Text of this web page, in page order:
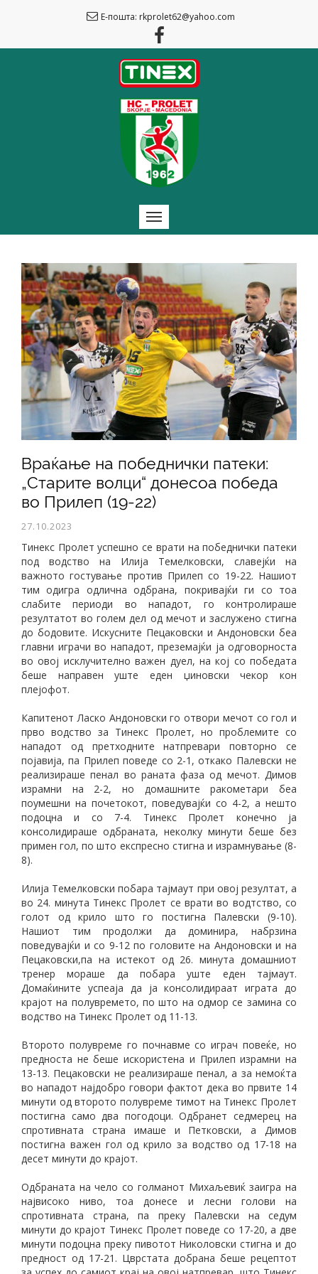
Е-пошта: rkprolet62@yahoo.com
Враќање на победнички патеки:
„Старите волци“ донесоа победа
во Прилеп (19-22)
27.10.2023
Тинекс Пролет успешно се врати на победнички патеки
под водство на Илија Темелковски, славејќи на
важното гостување против Прилеп со 19-22. Нашиот
тим одигра одлична одбрана, покривајќи ги со тоа
слабите периоди во нападот, го контролираше
резултатот во голем дел од мечот и заслужено стигна
до бодовите. Искусните Пецаковски и Андоновски беа
главни играчи во нападот, преземајќи ја одговорноста
во овој исклучително важен дуел, на кој со победата
беше направен уште еден џиновски чекор кон
плејофот.
Капитенот Ласко Андоновски го отвори мечот со гол и
прво водство за Тинекс Пролет, но проблемите со
нападот од претходните натпревари повторно се
појавија, па Прилеп поведе со 2-1, откако Палевски не
реализираше пенал во раната фаза од мечот. Димов
израмни на 2-2, но домашните ракометари беа
поумешни на почетокот, поведувајќи со 4-2, а нешто
подоцна и со 7-4. Тинекс Пролет конечно ја
консолидираше одбраната, неколку минути беше без
примен гол, по што експресно стигна и израмнување (8-
8).
Илија Темелковски побара тајмаут при овој резултат, a
во 24. минута Тинекс Пролет се врати во водтство, со
голот од крило што го постигна Палевски (9-10).
Нашиот тим продолжи да доминира, набрзина
поведувајќи и со 9-12 по головите на Андоновски и на
Пецаковски,па на истекот од 26. минута домашниот
тренер мораше да побара уште еден тајмаут.
Домаќините успеаја да ја консолидираат играта до
крајот на полувремето, по што на одмор се замина со
водство на Тинекс Пролет од 11-13.
Второто полувреме го почнавме со играч повеќе, но
предноста не беше искористена и Прилеп израмни на
13-13. Пецаковски не реализираше пенал, а за немоќта
во нападот најдобро говори фактот дека во првите 14
минути од второто полувреме тимот на Тинекс Пролет
постигна само два погодоци. Одбранет седмерец на
спротивната страна имаше и Петковски, а Димов
постигна важен гол од крило за водство од 17-18 на
десет минути до крајот.
Одбраната на чело со голманот Михаљевиќ заигра на
највисоко ниво, тоа донесе и лесни голови на
спротивната страна, па преку Палевски на седум
минути до крајот Тинекс Пролет поведе со 17-20, а две
минути подоцна преку пивотот Николовски стигна и до
предност од 17-21. Цврстата добрана беше рецептот